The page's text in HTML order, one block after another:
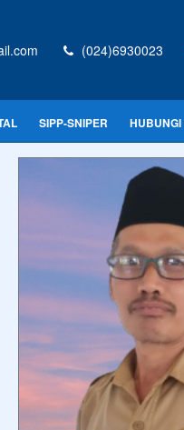
(024)6930023
SIPP-SNIPER